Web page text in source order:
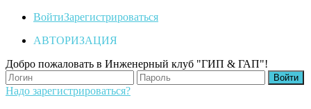
ВойтиЗарегистрироваться
АВТОРИЗАЦИЯ
Добро пожаловать в Инженерный клуб "ГИП & ГАП"!
Надо зарегистрироваться?